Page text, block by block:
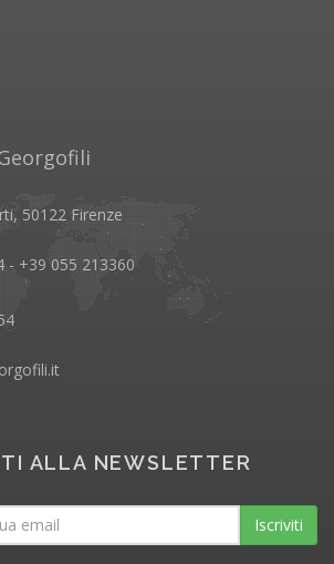
50122 Firenze
- +39 055 213360
ALLA NEWSLETTER
Iscriviti